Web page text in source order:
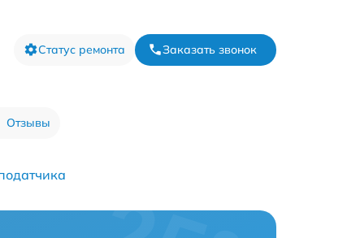
Статус ремонта Заказать звонок
Отзывы